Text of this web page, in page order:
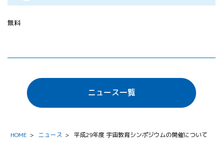
無料
ニュース一覧
HOME > ニュース > 平成29年度 宇宙教育シンポジウムの開催について